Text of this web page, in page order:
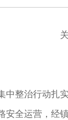
中整治行动扎
安全运营，经